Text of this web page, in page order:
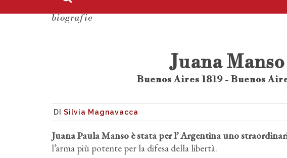
biografie
Juana Manso
Buenos Aires 1819 - Buenos
DI Silvia Magnavacca
Juana Paula Manso è stata per l’ Argentina uno
l’arma più potente per la difesa della libertà.